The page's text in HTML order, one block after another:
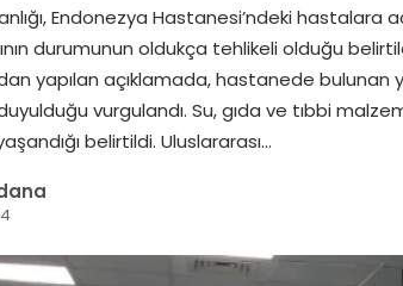
Endonezya Hastanesi’ndeki hastalara
durumunun oldukça tehlikeli olduğu
yapılan açıklamada, hastanede bulunan
vurgulandı. Su, gıda ve tıbbi
belirtildi. Uluslararası…